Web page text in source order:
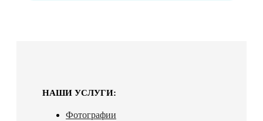
НАШИ УСЛУГИ:
Фотографии